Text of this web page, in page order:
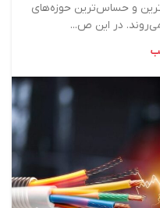
و حساس‌ترین حوزه‌های
در این ص...